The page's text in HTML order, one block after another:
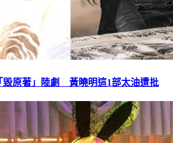
毀原著」陸劇 黃曉明這1部太油遭批